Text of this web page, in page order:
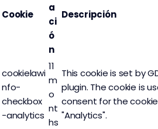
Cookie
a
ci
ó
n
Descripción
cookielawi
nfo-
checkbox
-analytics
11
m
o
nt
hs
This cookie is set by
plugin. The cookie is
consent for the
"Analytics".